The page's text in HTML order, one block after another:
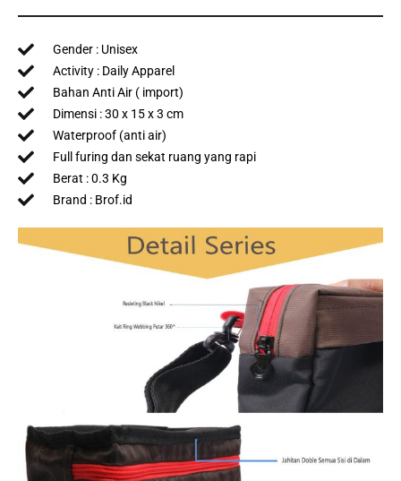
Gender : Unisex
Activity : Daily Apparel
Bahan Anti Air ( import)
Dimensi : 30 x 15 x 3 cm
Waterproof (anti air)
Full furing dan sekat ruang yang rapi
Berat : 0.3 Kg
Brand : Brof.id